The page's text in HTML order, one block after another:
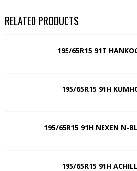
RELATED PRODUCTS
195/65R15 91T
195/65R15 91H
195/65R15 91H NEXEN N-
195/65R15 91H